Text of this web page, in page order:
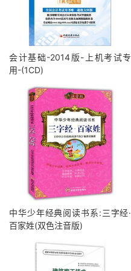
会计基础-2014版-上机考试专
用-(1CD)
中华少年经典阅读书系:三字经·
百家姓(双色注音版)